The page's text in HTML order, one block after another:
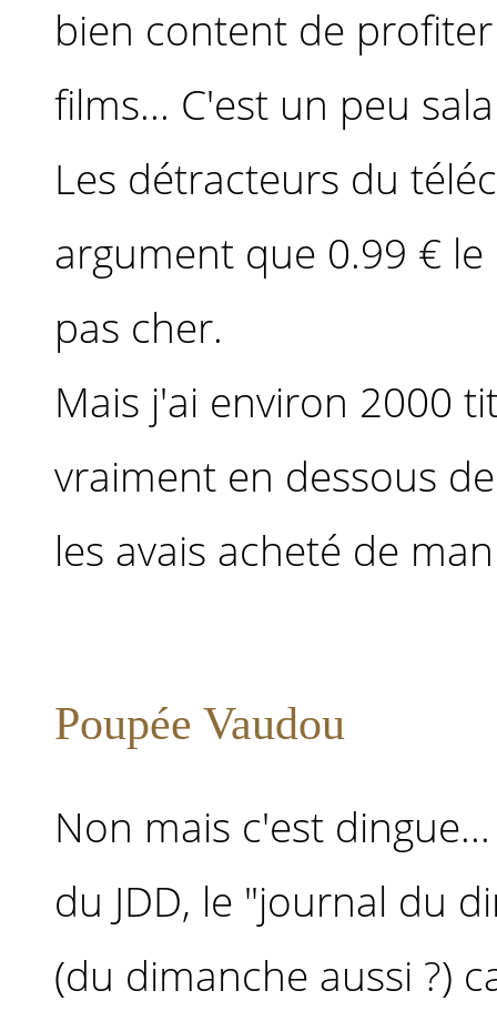
bien content de
films... C'est un peu
Les détracteurs du
argument que 0.99 €
pas cher.
Mais j'ai environ 2000
vraiment en dessous
les avais acheté de
Poupée Vaudou
Non mais c'est
du JDD, le "journal du
(du dimanche aussi ?)